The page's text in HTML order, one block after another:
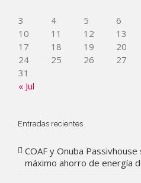
« Jul
3
4 5 6
10
11 12 13
17
18 19 20
24
25 26 27
31
Entradas recientes
COAF y Onuba
máximo ahorro de energía